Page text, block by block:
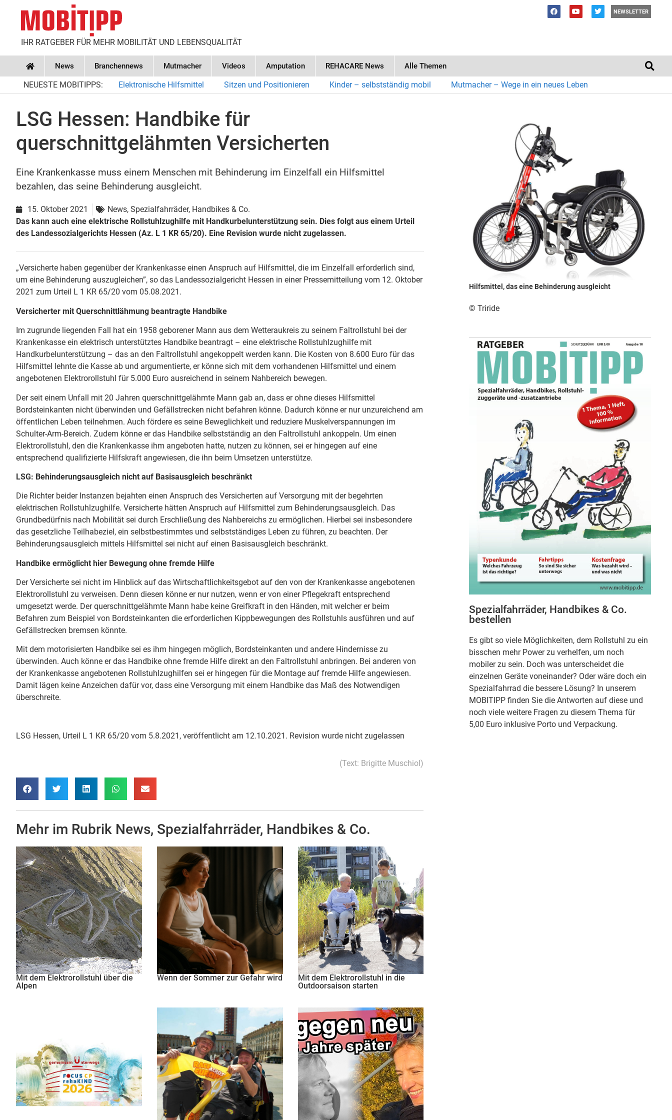
IHR RATGEBER FÜR MEHR MOBILITÄT UND LEBENSQUALITÄT
NEWSLETTER
Home
News Branchennews Mutmacher Videos Amputation REHACARE News Alle Themen
NEUESTE MOBITIPPS: Elektronische Hilfsmittel Sitzen und Positionieren Kinder – selbstständig mobil Mutmacher – Wege in ein neues Leben
LSG Hessen: Handbike für
querschnittgelähmten Versicherten
Eine Krankenkasse muss einem Menschen mit Behinderung im Einzelfall ein Hilfsmittel
bezahlen, das seine Behinderung ausgleicht.
15. Oktober 2021 News, Spezialfahrräder, Handbikes & Co.
Das kann auch eine elektrische Rollstuhlzughilfe mit Handkurbelunterstützung sein. Dies folgt aus einem Urteil
des Landessozialgerichts Hessen (Az. L 1 KR 65/20). Eine Revision wurde nicht zugelassen.
„Versicherte haben gegenüber der Krankenkasse einen Anspruch auf Hilfsmittel, die im Einzelfall erforderlich sind,
um eine Behinderung auszugleichen”, so das Landessozialgericht Hessen in einer Pressemitteilung vom 12. Oktober
2021 zum Urteil L 1 KR 65/20 vom 05.08.2021.
Versicherter mit Querschnittlähmung beantragte Handbike
Im zugrunde liegenden Fall hat ein 1958 geborener Mann aus dem Wetteraukreis zu seinem Faltrollstuhl bei der
Krankenkasse ein elektrisch unterstütztes Handbike beantragt – eine elektrische Rollstuhlzughilfe mit
Handkurbelunterstützung – das an den Faltrollstuhl angekoppelt werden kann. Die Kosten von 8.600 Euro für das
Hilfsmittel lehnte die Kasse ab und argumentierte, er könne sich mit dem vorhandenen Hilfsmittel und einem
angebotenen Elektrorollstuhl für 5.000 Euro ausreichend in seinem Nahbereich bewegen.
Der seit einem Unfall mit 20 Jahren querschnittgelähmte Mann gab an, dass er ohne dieses Hilfsmittel
Bordsteinkanten nicht überwinden und Gefällstrecken nicht befahren könne. Dadurch könne er nur unzureichend am
öffentlichen Leben teilnehmen. Auch fördere es seine Beweglichkeit und reduziere Muskelverspannungen im
Schulter-Arm-Bereich. Zudem könne er das Handbike selbstständig an den Faltrollstuhl ankoppeln. Um einen
Elektrorollstuhl, den die Krankenkasse ihm angeboten hatte, nutzen zu können, sei er hingegen auf eine
entsprechend qualifizierte Hilfskraft angewiesen, die ihn beim Umsetzen unterstütze.
LSG: Behinderungsausgleich nicht auf Basisausgleich beschränkt
Die Richter beider Instanzen bejahten einen Anspruch des Versicherten auf Versorgung mit der begehrten
elektrischen Rollstuhlzughilfe. Versicherte hätten Anspruch auf Hilfsmittel zum Behinderungsausgleich. Das
Grundbedürfnis nach Mobilität sei durch Erschließung des Nahbereichs zu ermöglichen. Hierbei sei insbesondere
das gesetzliche Teilhabeziel, ein selbstbestimmtes und selbstständiges Leben zu führen, zu beachten. Der
Behinderungsausgleich mittels Hilfsmittel sei nicht auf einen Basisausgleich beschränkt.
Handbike ermöglicht hier Bewegung ohne fremde Hilfe
Der Versicherte sei nicht im Hinblick auf das Wirtschaftlichkeitsgebot auf den von der Krankenkasse angebotenen
Elektrorollstuhl zu verweisen. Denn diesen könne er nur nutzen, wenn er von einer Pflegekraft entsprechend
umgesetzt werde. Der querschnittgelähmte Mann habe keine Greifkraft in den Händen, mit welcher er beim
Befahren zum Beispiel von Bordsteinkanten die erforderlichen Kippbewegungen des Rollstuhls ausführen und auf
Gefällstrecken bremsen könnte.
Mit dem motorisierten Handbike sei es ihm hingegen möglich, Bordsteinkanten und andere Hindernisse zu
überwinden. Auch könne er das Handbike ohne fremde Hilfe direkt an den Faltrollstuhl anbringen. Bei anderen von
der Krankenkasse angebotenen Rollstuhlzughilfen sei er hingegen für die Montage auf fremde Hilfe angewiesen.
Damit lägen keine Anzeichen dafür vor, dass eine Versorgung mit einem Handbike das Maß des Notwendigen
überschreite.
LSG Hessen, Urteil L 1 KR 65/20 vom 5.8.2021, veröffentlicht am 12.10.2021. Revision wurde nicht zugelassen
(Text: Brigitte Muschiol)
Mehr im Rubrik News, Spezialfahrräder, Handbikes & Co.
Mit dem Elektrorollstuhl über die
Alpen
Wenn der Sommer zur Gefahr wird
Mit dem Elektrorollstuhl in die
Outdoorsaison starten
Hilfsmittel, das eine Behinderung ausgleicht
© Triride
Spezialfahrräder, Handbikes & Co.
bestellen
Es gibt so viele Möglichkeiten, dem Rollstuhl zu ein
bisschen mehr Power zu verhelfen, um noch
mobiler zu sein. Doch was unterscheidet die
einzelnen Geräte voneinander? Oder wäre doch ein
Spezialfahrrad die bessere Lösung? In unserem
MOBITIPP finden Sie die Antworten auf diese und
noch viele weitere Fragen zu diesem Thema für
5,00 Euro inklusive Porto und Verpackung.